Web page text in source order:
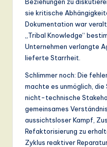
sie kritische
Dokumentation war
„Tribal Knowledge“
Unternehmen verlangte
lieferte Starrheit.
Schlimmer noch: Die
machte es unmöglich,
nicht-technische
gemeinsames
aussichtsloser Kampf,
Refaktorisierung zu
Zyklus reaktiver